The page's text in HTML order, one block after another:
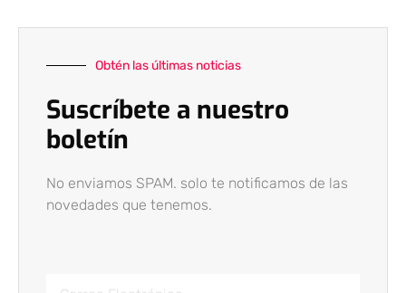
Obtén las últimas noticias
Suscríbete a nuestro
boletín
No enviamos SPAM. solo te notificamos de las
novedades que tenemos.